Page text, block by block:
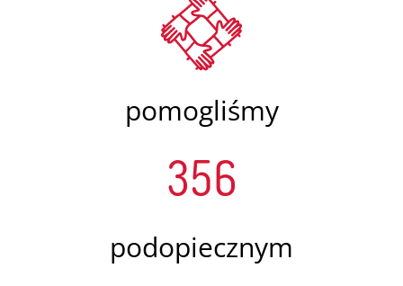
pomogliśmy
356
podopiecznym